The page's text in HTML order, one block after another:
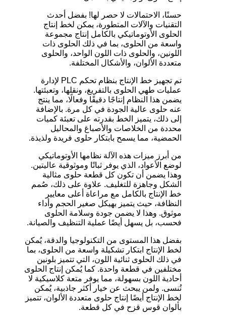
حسنًا، الاحتمالات لا حصر لها! بفضل أحدث
التقنيات والآلات المتطورة، يمكن لخط إنتاج
الحلوى الأوتوماتيكي بالكامل إنتاج مجموعة
واسعة من الحلوى، بما في ذلك الحلوى ذات
اللونين، والحلوى ذات اللون الواحد، والحلوى
متعددة الألوان، والأشكال المختلفة.
تم تجهيز خط الإنتاج بنظام تحكم PLC لإدارة
عمليات طهي الحلوى بالتفريغ، ونقلها، وتعبئتها.
يضمن هذا النظام إنتاجًا دقيقًا وفعالًا، مما ينتج
عنه حلوى عالية الجودة في كل مرة. بالإضافة
إلى ذلك، يتميز الخط بقدرته على تعبئة كميات
محددة من الخلاصات والأصباغ والمحاليل
الحمضية، مما يسمح بابتكار حلوى فريدة ولذيذة.
من أبرز ميزات هذه الآلة نظامها الأوتوماتيكي
لوضع الأعواد، الذي يوفر ثباتًا وموثوقية عاليتين.
وهذا يضمن أن تكون كل قطعة حلوى مثالية
الشكل وجاهزة للتغليف. علاوة على ذلك، صُمم
خط الإنتاج بالكامل مع مراعاة أعلى معايير
النظافة، حيث يتميز بهيكل صغير الحجم وأداء
موثوق. وهذا لا يضمن جودة وسلامة الحلوى
فحسب، بل يسهل أيضًا عملية التنظيف والصيانة.
بفضل هذا المستوى من التكنولوجيا والدقة، يُمكن
لخط الإنتاج ابتكار تشكيلة واسعة من الحلوى، بما
في ذلك الحلوى ثنائية اللون، التي تتميز بلونين
مختلفين في قطعة واحدة. كما يُمكن إنتاج الحلوى
أحادية اللون بسهولة، مما يوفر متعة كلاسيكية لا
تُنسى. ولمن يبحث عن خيار أكثر جاذبية، يُمكن
لخط الإنتاج أيضًا إنتاج حلوى متعددة الألوان، تتميز
بألوان قوس قزح في كل قطعة.